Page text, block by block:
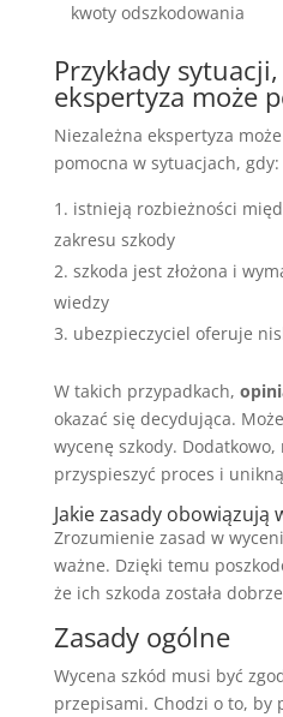
kwoty odszkodowania
Przykłady
ekspertyza może
Niezależna ekspertyza
pomocna w sytuacjach, gdy:
istnieją rozbieżności
zakresu szkody
szkoda jest złożona i
wiedzy
ubezpieczyciel oferuje
W takich przypadkach,
okazać się decydująca.
wycenę szkody.
przyspieszyć proces i
Jakie zasady obowiązują
Zrozumienie zasad w
ważne. Dzięki temu
że ich szkoda została
Zasady ogólne
Wycena szkód musi być
przepisami. Chodzi o to, by